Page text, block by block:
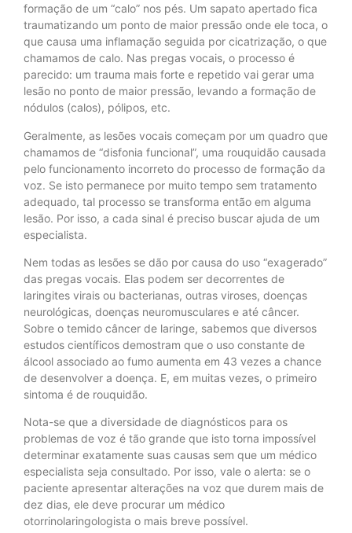
formação de um “calo” nos pés. Um sapato apertado fica
traumatizando um ponto de maior pressão onde ele toca, o
que causa uma inflamação seguida por cicatrização, o que
chamamos de calo. Nas pregas vocais, o processo é
parecido: um trauma mais forte e repetido vai gerar uma
lesão no ponto de maior pressão, levando a formação de
nódulos (calos), pólipos, etc.
Geralmente, as lesões vocais começam por um quadro que
chamamos de “disfonia funcional”, uma rouquidão causada
pelo funcionamento incorreto do processo de formação da
voz. Se isto permanece por muito tempo sem tratamento
adequado, tal processo se transforma então em alguma
lesão. Por isso, a cada sinal é preciso buscar ajuda de um
especialista.
Nem todas as lesões se dão por causa do uso “exagerado”
das pregas vocais. Elas podem ser decorrentes de
laringites virais ou bacterianas, outras viroses, doenças
neurológicas, doenças neuromusculares e até câncer.
Sobre o temido câncer de laringe, sabemos que diversos
estudos científicos demostram que o uso constante de
álcool associado ao fumo aumenta em 43 vezes a chance
de desenvolver a doença. E, em muitas vezes, o primeiro
sintoma é de rouquidão.
Nota-se que a diversidade de diagnósticos para os
problemas de voz é tão grande que isto torna impossível
determinar exatamente suas causas sem que um médico
especialista seja consultado. Por isso, vale o alerta: se o
paciente apresentar alterações na voz que durem mais de
dez dias, ele deve procurar um médico
otorrinolaringologista o mais breve possível.